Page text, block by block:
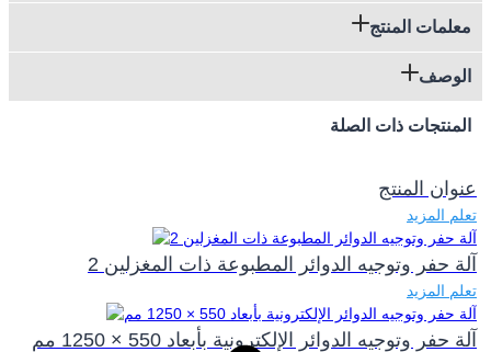
معلمات المنتج
الوصف
المنتجات ذات الصلة
عنوان المنتج
تعلم المزيد
آلة حفر وتوجيه الدوائر المطبوعة ذات المغزلين 2
تعلم المزيد
آلة حفر وتوجيه الدوائر الإلكترونية بأبعاد 550 × 1250 مم